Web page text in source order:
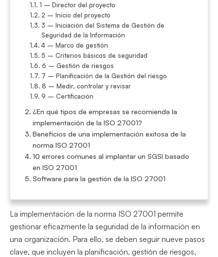
1 – Director del proyecto
2 – Inicio del proyecto
3 – Iniciación del Sistema de Gestión de
Seguridad de la Información
4 – Marco de gestión
5 – Criterios básicos de seguridad
6 – Gestión de riesgos
7 – Planificación de la Gestión del riesgo
8 – Medir, controlar y revisar
9 – Certificación
¿En qué tipos de empresas se recomienda la
implementación de la ISO 27001?
Beneficios de una implementación exitosa de la
norma ISO 27001
10 errores comunes al implantar un SGSI basado
en ISO 27001
Software para la gestión de la ISO 27001
La implementación de la norma ISO 27001 permite
gestionar eficazmente la seguridad de la información en
una organización. Para ello, se deben seguir nueve pasos
clave, que incluyen la planificación, gestión de riesgos,